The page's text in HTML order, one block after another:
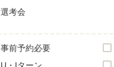
選考会
事前予約必要